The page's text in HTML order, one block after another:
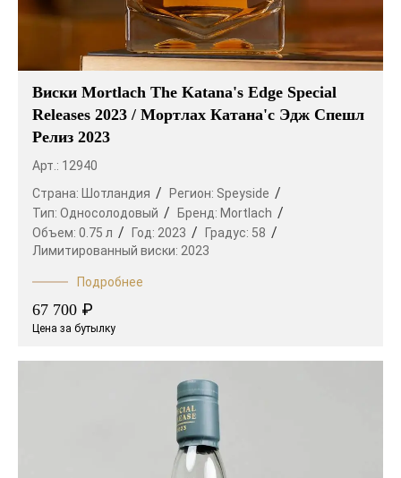
Виски Mortlach The Katana's Edge Special
Releases 2023 / Мортлах Катана'с Эдж Спешл
Релиз 2023
Арт.: 12940
Страна:
Шотландия Регион: Speyside
Тип: Односолодовый Бренд: Mortlach
Объем: 0.75 л Год: 2023 Градус: 58
Лимитированный виски: 2023
Подробнее
67 700 ₽
Цена за бутылку